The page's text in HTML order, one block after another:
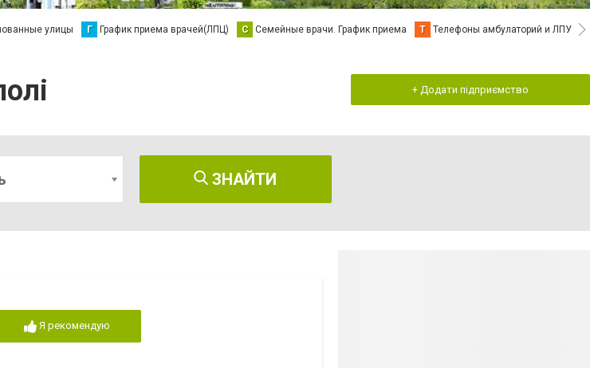
улицы Г График приема врачей(ЛПЦ) С Семейные врачи. График приема Т Телефоны амбулаторий и ЛПУ В
+ Додати підприємство
ЗНАЙТИ
Я рекомендую